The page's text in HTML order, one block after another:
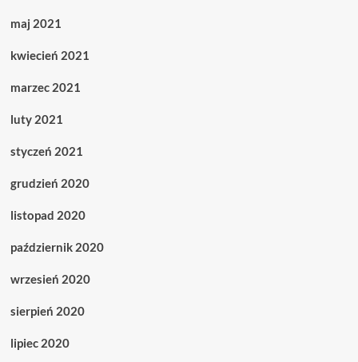
maj 2021
kwiecień 2021
marzec 2021
luty 2021
styczeń 2021
grudzień 2020
listopad 2020
październik 2020
wrzesień 2020
sierpień 2020
lipiec 2020